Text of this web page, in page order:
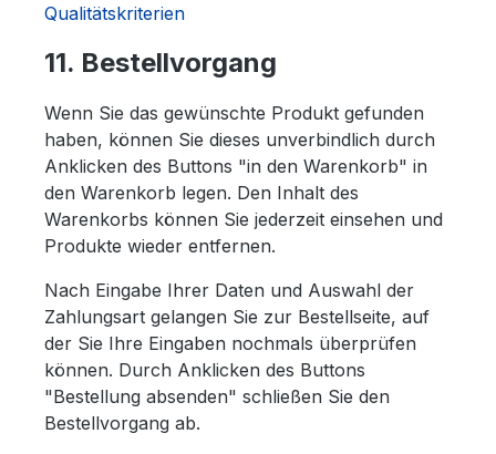
Qualitätskriterien
11. Bestellvorgang
Wenn Sie das gewünschte Produkt gefunden
haben, können Sie dieses unverbindlich durch
Anklicken des Buttons "in den Warenkorb" in
den Warenkorb legen. Den Inhalt des
Warenkorbs können Sie jederzeit einsehen und
Produkte wieder entfernen.
Nach Eingabe Ihrer Daten und Auswahl der
Zahlungsart gelangen Sie zur Bestellseite, auf
der Sie Ihre Eingaben nochmals überprüfen
können. Durch Anklicken des Buttons
"Bestellung absenden" schließen Sie den
Bestellvorgang ab.